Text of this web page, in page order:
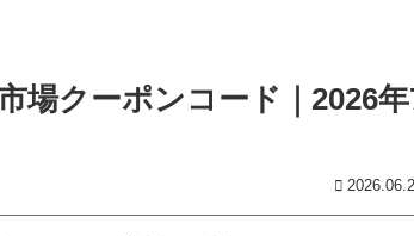
場クーポンコード｜2026